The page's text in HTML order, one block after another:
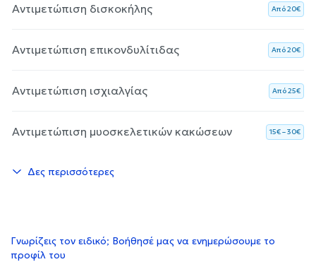
Αντιμετώπιση δισκοκήλης Aπό 20€
Αντιμετώπιση επικονδυλίτιδας Aπό 20€
Αντιμετώπιση ισχιαλγίας Aπό 25€
Αντιμετώπιση μυοσκελετικών κακώσεων 15€ – 30€
Δες περισσότερες
Γνωρίζεις τον ειδικό; Βοήθησέ μας να ενημερώσουμε το
προφίλ του